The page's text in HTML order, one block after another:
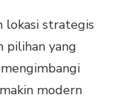
lokasi strategis
pilihan yang
modern